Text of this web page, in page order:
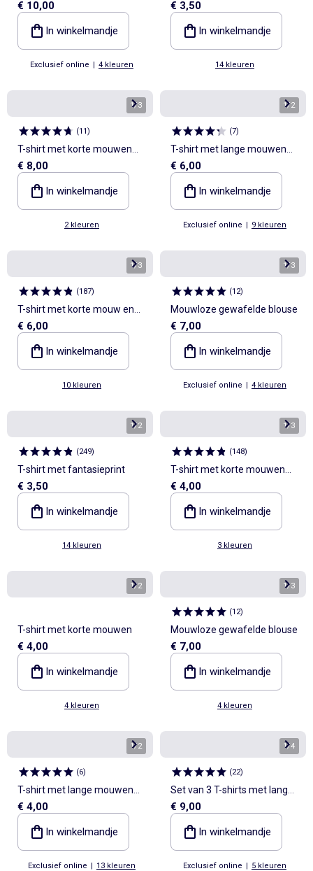
mouwen
€ 10,00
In winkelmandje
Exclusief online | 4 kleuren
€ 3,50
In winkelmandje
14 kleuren
1/3
(11)
T-shirt met korte mouwen
'Stitch'
€ 8,00
In winkelmandje
2 kleuren
1/2
(7)
T-shirt met lange mouwen
en animatie
€ 6,00
In winkelmandje
Exclusief online | 9 kleuren
1/3
(187)
T-shirt met korte mouw en
leuk detail
€ 6,00
In winkelmandje
10 kleuren
1/3
(12)
Mouwloze gewafelde blouse
€ 7,00
In winkelmandje
Exclusief online | 4 kleuren
1/2
(249)
T-shirt met fantasieprint
€ 3,50
In winkelmandje
14 kleuren
1/3
(148)
T-shirt met korte mouwen
met luipaardprint
€ 4,00
In winkelmandje
3 kleuren
1/2
T-shirt met korte mouwen
€ 4,00
In winkelmandje
4 kleuren
1/3
(12)
Mouwloze gewafelde blouse
€ 7,00
In winkelmandje
4 kleuren
1/2
(6)
T-shirt met lange mouwen
en print
€ 4,00
In winkelmandje
Exclusief online | 13 kleuren
1/4
(22)
Set van 3 T-shirts met lange
mouwen
€ 9,00
In winkelmandje
Exclusief online | 5 kleuren